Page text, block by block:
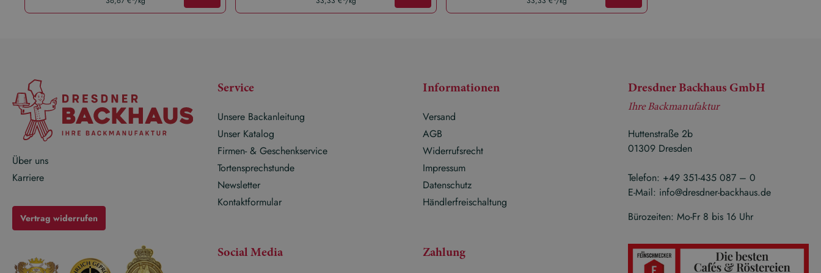
Über uns
Karriere
Vertrag widerrufen
Service
Unsere Backanleitung
Unser Katalog
Firmen- & Geschenkservice
Tortensprechstunde
Newsletter
Kontaktformular
Informationen
Versand
AGB
Widerrufsrecht
Impressum
Datenschutz
Händlerfreischaltung
Dresdner Backhaus GmbH
Ihre Backmanufaktur
Huttenstraße 2b
01309 Dresden
Telefon: +49 351-435 087 – 0
E-Mail: info@dresdner-backhaus.de
Bürozeiten: Mo-Fr 8 bis 16 Uhr
Social Media Zahlung